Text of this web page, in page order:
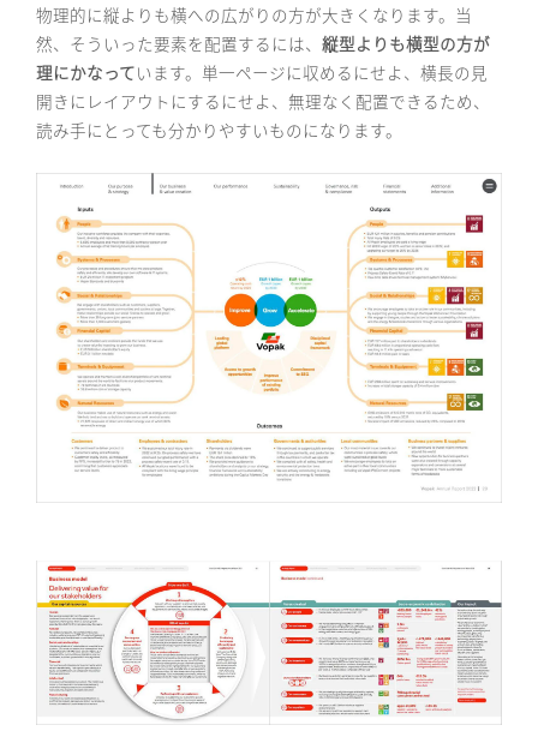
物理的に縦よりも横への広がりの方が大きくなります。当
然、そういった要素を配置するには、 縦型よりも横型の方が
理にかなっています。単一ページに収めるにせよ、横長の見
開きにレイアウトにするにせよ、無理なく配置できるため、
読み手にとっても分かりやすいものになります。